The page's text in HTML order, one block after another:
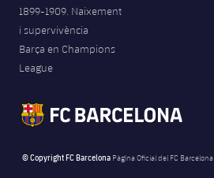
1899-1909. Naixement
i supervivència
Barça en Champions
League
© Copyright FC Barcelona Pàgina Oficial del FC Barcelona